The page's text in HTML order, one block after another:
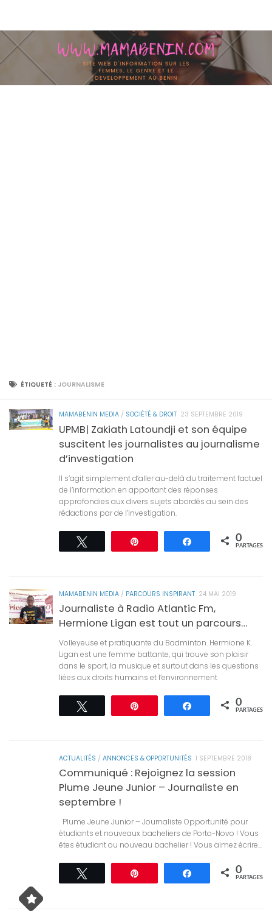
ÉTIQUETÉ : JOURNALISME
MAMABENIN MEDIA / SOCIÉTÉ & DROIT 23 SEPTEMBRE 2019
UPMB| Zakiath Latoundji et son équipe
suscitent les journalistes au journalisme
d’investigation
Il s’agit simplement d’aller au-delà du traitement factuel
de l’information en apportant des réponses
approfondies aux divers sujets abordés au sein des
rédactions par de l’investigation.
Partagez 0
PARTAGES
MAMABENIN MEDIA / PARCOURS INSPIRANT 24 MAI 2019
Journaliste à Radio Atlantic Fm,
Hermione Ligan est tout un parcours…
Volleyeuse et pratiquante du Badminton. Hermione K.
Ligan est une femme battante, qui trouve son plaisir
dans le sport, la musique et surtout dans les questions
liées aux droits humains et l’environnement
Partagez 0
PARTAGES
ACTUALITÉS / ANNONCES & OPPORTUNITÉS 1 SEPTEMBRE 2018
Communiqué : Rejoignez la session
Plume Jeune Junior – Journaliste en
septembre !
Plume Jeune Junior – Journaliste Opportunité pour
étudiants et nouveaux bacheliers de Porto-Novo ! Vous
êtes étudiant ou nouveau bachelier ! Vous aimez écrire...
Partagez 0
PARTAGES